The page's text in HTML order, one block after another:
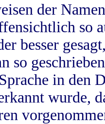
der
so
besser
so
in
wurde,